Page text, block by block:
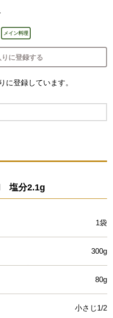
メイン料理
に登録する
に登録しています。
塩分2.1g
1袋
300g
80g
小さじ1/2